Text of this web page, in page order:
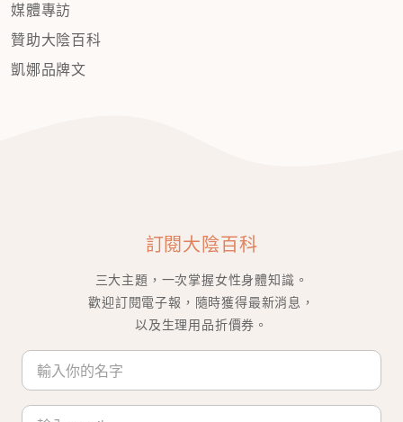
媒體專訪
贊助大陰百科
凱娜品牌文
訂閱大陰百科
三大主題，一次掌握女性身體知識。
歡迎訂閱電子報，隨時獲得最新消息，
以及生理用品折價券。